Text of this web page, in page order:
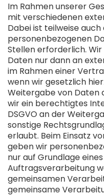
Im Rahmen unserer
mit verschiedenen
Dabei ist teilweise
personenbezogenen
Stellen erforderlich.
Daten nur dann an
im Rahmen einer
wenn wir gesetzlich
Weitergabe von Daten
wir ein berechtigtes
DSGVO an der
sonstige
erlaubt. Beim Einsatz
geben wir
nur auf Grundlage
Auftragsverarbeitung
gemeinsamen
gemeinsame